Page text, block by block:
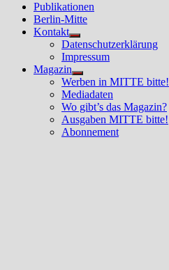
Publikationen
Berlin-Mitte
Kontakt
Untermenü
anzeigen
Datenschutzerklärung
Impressum
Magazin
Untermenü
anzeigen
Werben in MITTE bitte!
Mediadaten
Wo gibt’s das Magazin?
Ausgaben MITTE bitte!
Abonnement